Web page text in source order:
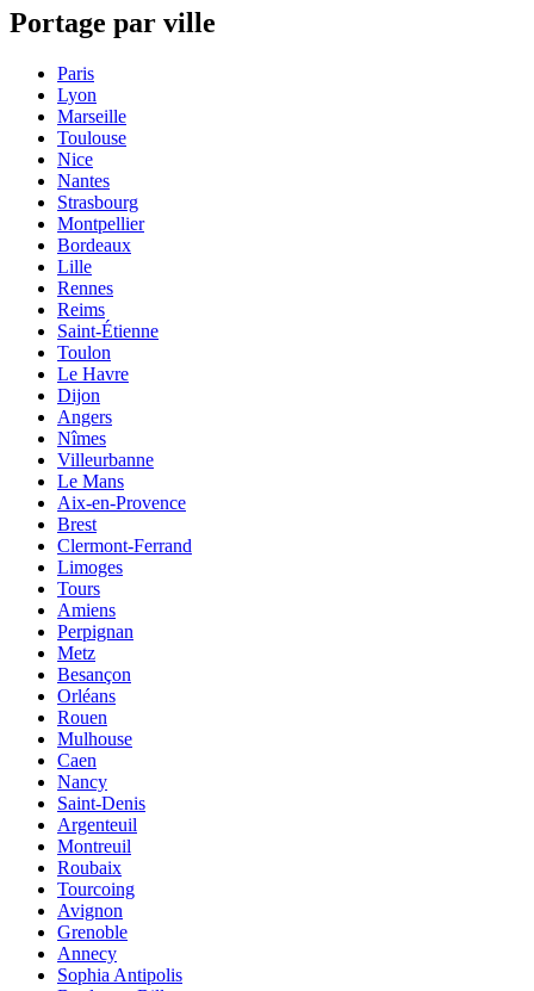
Portage par ville
Paris
Lyon
Marseille
Toulouse
Nice
Nantes
Strasbourg
Montpellier
Bordeaux
Lille
Rennes
Reims
Saint-Étienne
Toulon
Le Havre
Dijon
Angers
Nîmes
Villeurbanne
Le Mans
Aix-en-Provence
Brest
Clermont-Ferrand
Limoges
Tours
Amiens
Perpignan
Metz
Besançon
Orléans
Rouen
Mulhouse
Caen
Nancy
Saint-Denis
Argenteuil
Montreuil
Roubaix
Tourcoing
Avignon
Grenoble
Annecy
Sophia Antipolis